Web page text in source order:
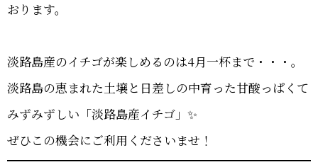
おります。
淡路島産のイチゴが楽しめるのは4月一杯まで・・・。
淡路島の恵まれた土壌と日差しの中育った甘酸っぱくて
みずみずしい「淡路島産イチゴ」✨
ぜひこの機会にご利用くださいませ！